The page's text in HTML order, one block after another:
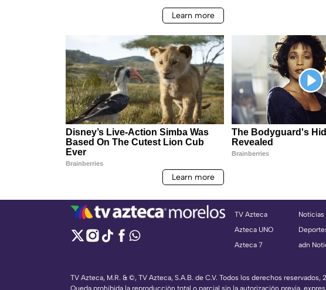
TV Azteca
Azteca UNO
Azteca 7
Noticias
adn
TV Azteca, M.R. & ©, TV Azteca, S.A.B. de C.V. Todos los derechos reservados,